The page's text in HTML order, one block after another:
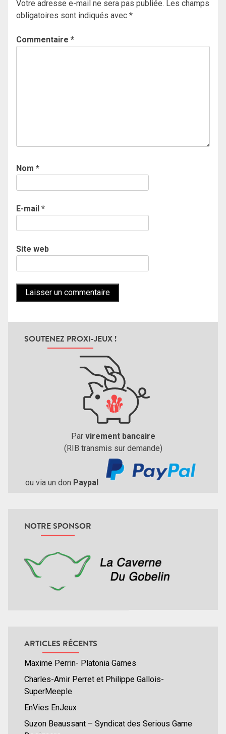
Votre adresse e-mail ne sera pas publiée. Les champs
obligatoires sont indiqués avec *
Commentaire *
Nom *
E-mail *
Site web
SOUTENEZ PROXI-JEUX !
Par virement bancaire
(RIB transmis sur demande)
ou via un don Paypal
NOTRE SPONSOR
ARTICLES RÉCENTS
Maxime Perrin- Platonia Games
Charles-Amir Perret et Philippe Gallois-
SuperMeeple
EnVies EnJeux
Suzon Beaussant – Syndicat des Serious Game